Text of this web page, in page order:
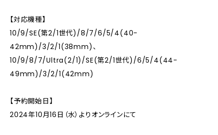
【対応機種】
10/9/SE(第2/1世代)/8/7/6/5/4(40-
42mm)/3/2/1(38mm)、
10/9/8/7/Ultra(2/1)/SE(第2/1世代)/6/5/4(44-
49mm)/3/2/1(42mm)
【予約開始日】
2024年10月16日（水）よりオンラインにて